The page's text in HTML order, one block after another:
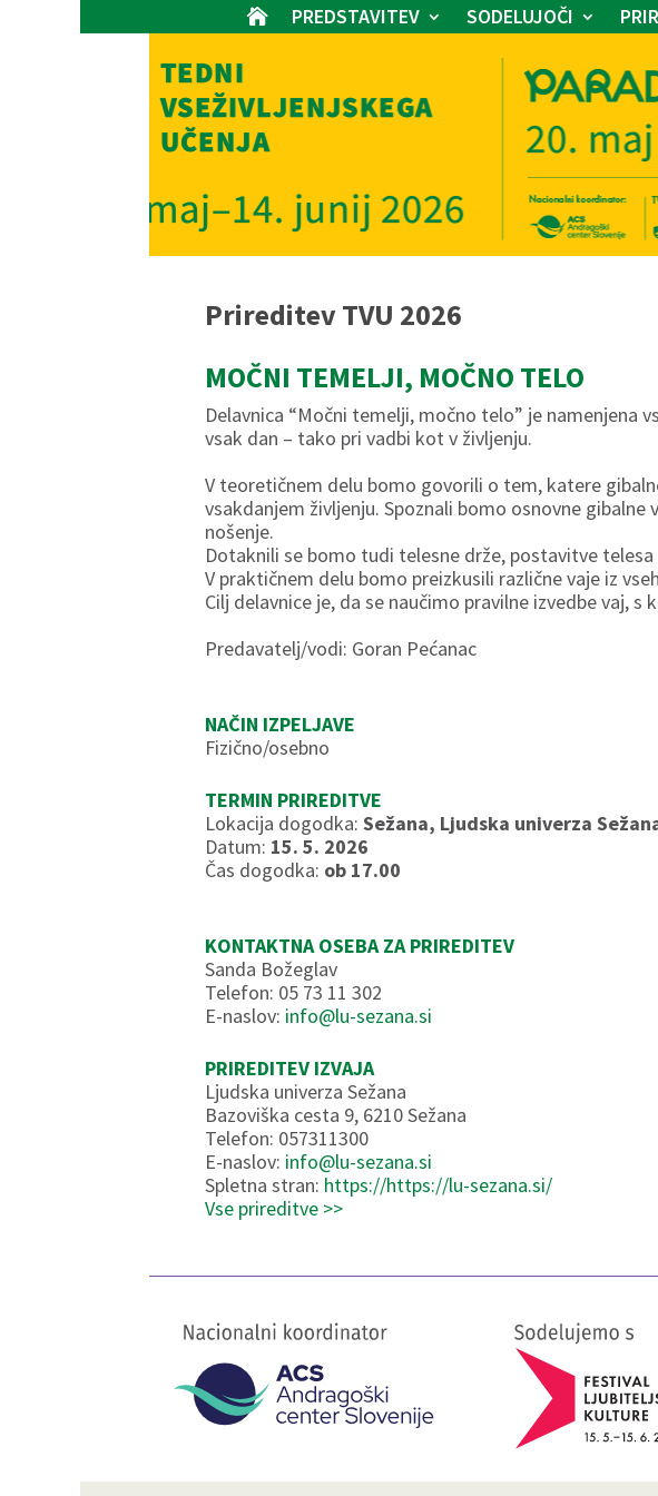
 PREDSTAVITEV SODELUJOČI
Prireditev TVU 2026
MOČNI TEMELJI, MOČNO TELO
Delavnica “Močni temelji, močno telo” je namenjena
vsak dan – tako pri vadbi kot v življenju.
V teoretičnem delu bomo govorili o tem, katere
vsakdanjem življenju. Spoznali bomo osnovne
nošenje.
Dotaknili se bomo tudi telesne drže, postavitve
V praktičnem delu bomo preizkusili različne vaje iz
Cilj delavnice je, da se naučimo pravilne izvedbe vaj,
Predavatelj/vodi: Goran Pećanac
NAČIN IZPELJAVE
Fizično/osebno
TERMIN PRIREDITVE
Lokacija dogodka:Sežana, Ljudska univerza
Datum: 15. 5. 2026
Čas dogodka: ob 17.00
KONTAKTNA OSEBA ZA PRIREDITEV
Sanda Božeglav
Telefon: 05 73 11 302
E-naslov: info@lu-sezana.si
PRIREDITEV IZVAJA
Ljudska univerza Sežana
Bazoviška cesta 9, 6210 Sežana
Telefon: 057311300
E-naslov: info@lu-sezana.si
Spletna stran: https://https://lu-sezana.si/
Vse prireditve >>